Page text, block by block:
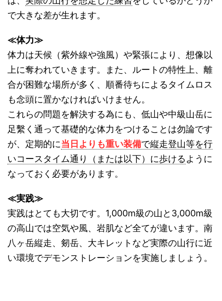
で大きな差が生れます。
≪体力≫
体力は天候（紫外線や強風）や緊張により、想像以
上に奪われていきます。また、ルートの特性上、離
合が困難な場所が多く、順番待ちによるタイムロス
も念頭に置かなければいけません。
これらの問題を解決する為にも、低山や中級山岳に
足繫く通って基礎的な体力をつけることは勿論です
が、定期的に当日よりも重い装備で縦走登山等を行
いコースタイム通り（または以下）に歩けるように
なっておく必要があります。
≪実践≫
実践はとても大切です。1,000m級の山と3,000m級
の高山では空気や風、岩肌など全てが違います。南
八ヶ岳縦走、剱岳、大キレットなど実際の山行に近
い環境でデモンストレーションを実施しましょう。